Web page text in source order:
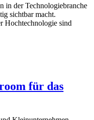
in der Technologiebranche
sichtbar macht.
Hochtechnologie sind
für das